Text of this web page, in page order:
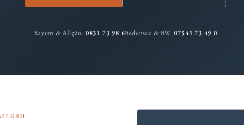
Bayern & Allgäu: 0831 73 98 6Bodensee & BW: 07541 73 49 0